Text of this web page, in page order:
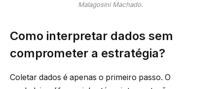
Malagosini Machado.
Como interpretar dados sem
comprometer a estratégia?
Coletar dados é apenas o primeiro passo. O